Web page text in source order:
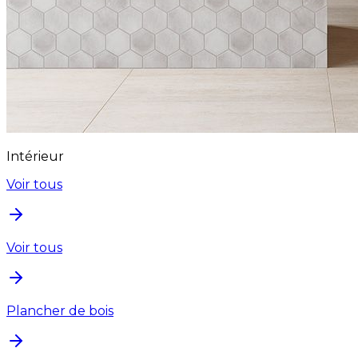
Intérieur
Voir tous
Voir tous
Plancher de bois